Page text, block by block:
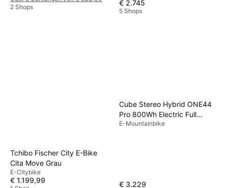
2 Shops
€ 2.745
5 Shops
Tchibo Fischer City E-Bike
Cita Move Grau
E-Citybike
€ 1.199,99
Cube Stereo Hybrid ONE44
Pro 800Wh Electric Full
Suspension Mountain Bike -
E-Mountainbike
€ 3.229